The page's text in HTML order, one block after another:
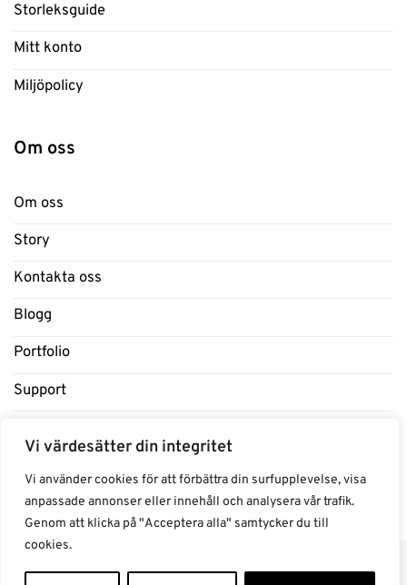
Vi värdesätter din integritet
Vi använder cookies för att förbättra din surfupplevelse, visa
anpassade annonser eller innehåll och analysera vår trafik.
Genom att klicka på "Acceptera alla" samtycker du till
cookies.
Storleksguide
Mitt konto
Miljöpolicy
Om oss
Om oss
Story
Kontakta oss
Blogg
Portfolio
Support